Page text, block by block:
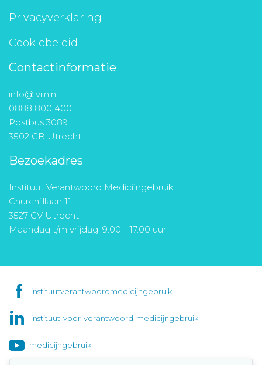
Privacyverklaring
Cookiebeleid
Contactinformatie
info@ivm.nl
0888 800 400
Postbus 3089
3502 GB Utrecht
Bezoekadres
Instituut Verantwoord Medicijngebruik
Churchilllaan 11
3527 GV Utrecht
Maandag t/m vrijdag: 9.00 - 17.00 uur
instituutverantwoordmedicijngebruik
instituut-voor-verantwoord-medicijngebruik
medicijngebruik